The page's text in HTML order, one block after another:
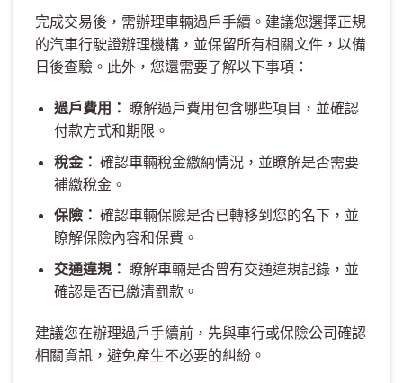
完成交易後，需辦理車輛過戶手續。建議您選擇正規
的汽車行駛證辦理機構，並保留所有相關文件，以備
日後查驗。此外，您還需要了解以下事項：
過戶費用： 瞭解過戶費用包含哪些項目，並確認
付款方式和期限。
稅金： 確認車輛稅金繳納情況，並瞭解是否需要
補繳稅金。
保險： 確認車輛保險是否已轉移到您的名下，並
瞭解保險內容和保費。
交通違規： 瞭解車輛是否曾有交通違規記錄，並
確認是否已繳清罰款。
建議您在辦理過戶手續前，先與車行或保險公司確認
相關資訊，避免產生不必要的糾紛。